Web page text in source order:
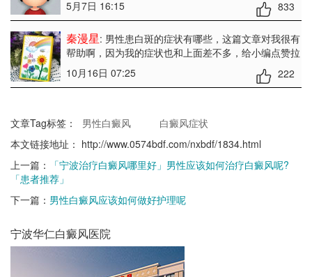
5月7日 16:15
833
秦漫星: 男性患白斑的症状有哪些，这篇文章对我很有
帮助啊，因为我的症状也和上面差不多，给小编点赞拉
10月16日 07:25
222
文章Tag标签： 男性白癜风
白癜风症状
本文链接地址： http://www.0574bdf.com/nxbdf/1834.html
上一篇：
「宁波治疗白癜风哪里好」男性应该如何治疗白癜风呢?
「患者推荐」
下一篇： 男性白癜风应该如何做好护理呢
宁波华仁白癜风医院